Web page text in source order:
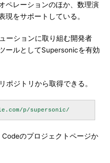
ペレーションのほか、数理演
現をサポートしている。
ーションに取り組む開発者
ールとしてSupersonicを有効
ジトリから取得できる。
のプロジェクトページか